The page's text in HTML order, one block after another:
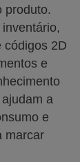
produto.
códigos 2D
e
a
e
marcar